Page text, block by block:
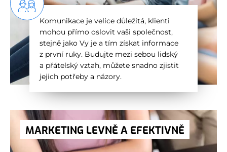
Komunikace je velice důležitá, klienti
mohou přímo oslovit vaši společnost,
stejně jako Vy je a tím získat informace
z první ruky. Budujte mezi sebou lidský
a přátelský vztah, můžete snadno zjistit
jejich potřeby a názory.
MARKETING LEVNĚ A EFEKTIVNĚ